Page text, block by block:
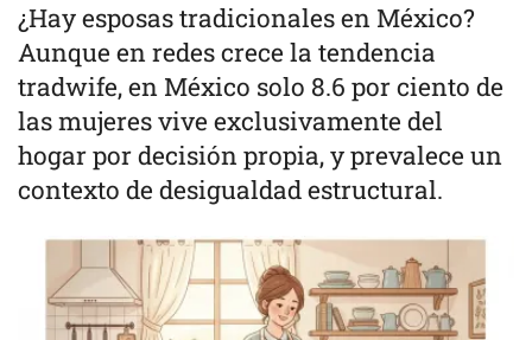
¿Hay esposas tradicionales en México?
Aunque en redes crece la tendencia
tradwife, en México solo 8.6 por ciento de
las mujeres vive exclusivamente del
hogar por decisión propia, y prevalece un
contexto de desigualdad estructural.